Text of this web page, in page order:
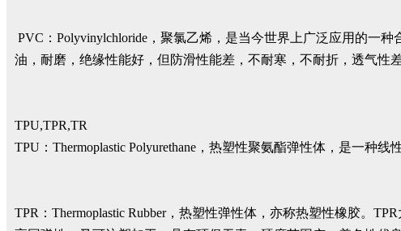
PVC：Polyvinylchloride，聚氯乙烯，是当今世界上广泛应用的一
油，耐磨，绝缘性能好，但防滑性能差，不耐寒，不耐折，透气性差
TPU,TPR,TR
TPU：Thermoplastic Polyurethane，热塑性聚氨酯弹性体，是一种
TPR：Thermoplastic Rubber，热塑性弹性体，亦称热塑性橡胶。